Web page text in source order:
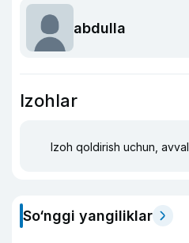
abdulla
Izohlar
Izoh qoldirish uchun, avval
So‘nggi yangiliklar